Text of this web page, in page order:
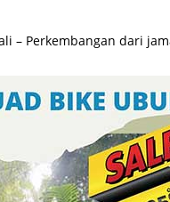
– Perkembangan dari